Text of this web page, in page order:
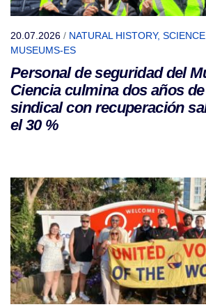
20.07.2026 / NATURAL HISTORY,
MUSEUMS-ES
Personal de seguridad del
Ciencia culmina dos años
sindical con recuperación
el 30 %